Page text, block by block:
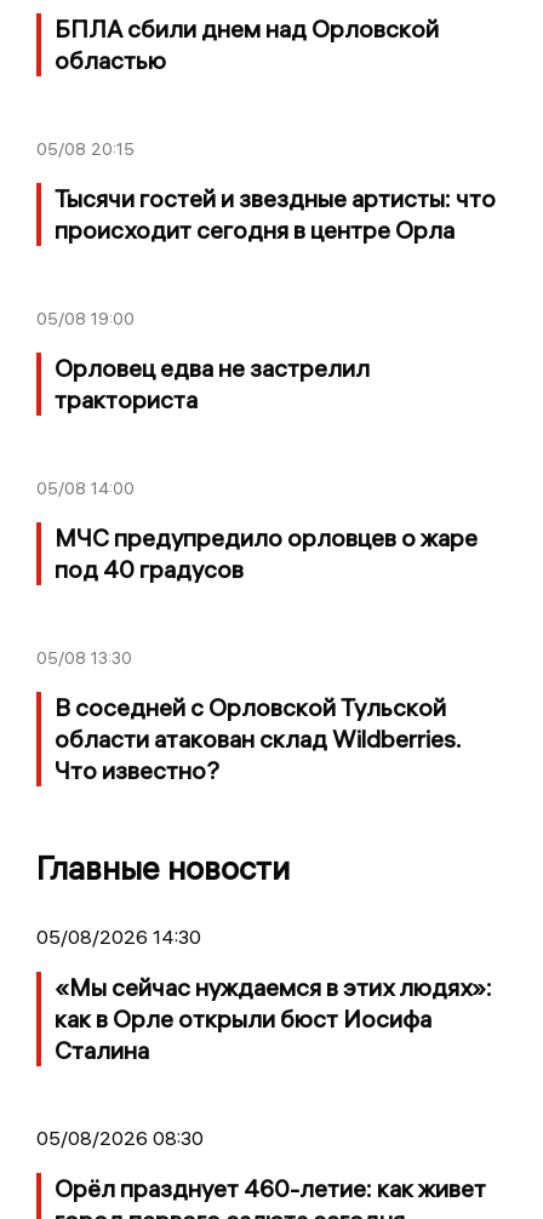
БПЛА сбили днем над Орловской
областью
05/08 20:15
Тысячи гостей и звездные артисты: что
происходит сегодня в центре Орла
05/08 19:00
Орловец едва не застрелил
тракториста
05/08 14:00
МЧС предупредило орловцев о жаре
под 40 градусов
05/08 13:30
В соседней с Орловской Тульской
области атакован склад Wildberries.
Что известно?
Главные новости
05/08/2026 14:30
«Мы сейчас нуждаемся в этих людях»:
как в Орле открыли бюст Иосифа
Сталина
05/08/2026 08:30
Орёл празднует 460-летие: как живет